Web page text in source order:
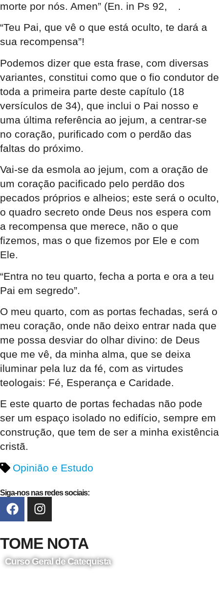
morte por nós. Amen” (En. in Ps 92,
.
“Teu Pai, que vê o que está oculto, te dará a
sua recompensa”!
Podemos dizer que esta frase, com diversas
variantes, constitui como que o fio condutor de
toda a primeira parte deste capítulo (18
versículos de 34), que inclui o Pai nosso e
uma última referência ao jejum, a centrar-se
no coração, purificado com o perdão das
faltas do próximo.
Vai-se da esmola ao jejum, com a oração de
um coração pacificado pelo perdão dos
pecados próprios e alheios; este será o oculto,
o quadro secreto onde Deus nos espera com
a recompensa que merece, não o que
fizemos, mas o que fizemos por Ele e com
Ele.
“Entra no teu quarto, fecha a porta e ora a teu
Pai em segredo”.
O meu quarto, com as portas fechadas, será o
meu coração, onde não deixo entrar nada que
me possa desviar do olhar divino: de Deus
que me vê, da minha alma, que se deixa
iluminar pela luz da fé, com as virtudes
teologais: Fé, Esperança e Caridade.
E este quarto de portas fechadas não pode
ser um espaço isolado no edifício, sempre em
construção, que tem de ser a minha existência
cristã.
Opinião e Estudo
Siga-nos nas redes sociais:
TOME NOTA
Curso Geral de Catequista